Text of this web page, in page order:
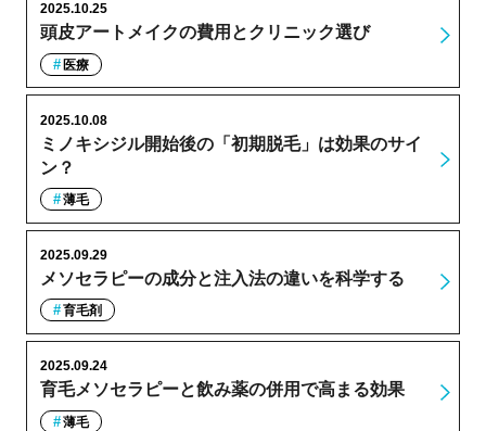
頭皮アートメイクの費用とクリニック選び
2025.10.25
医療
ミノキシジル開始後の「初期脱毛」は効果のサイ
ン？
2025.10.08
薄毛
メソセラピーの成分と注入法の違いを科学する
2025.09.29
育毛剤
育毛メソセラピーと飲み薬の併用で高まる効果
2025.09.24
薄毛